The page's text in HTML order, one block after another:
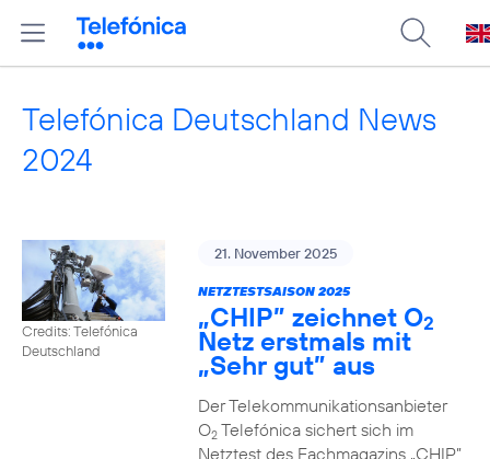
Telefónica Deutschland News
2024
Credits: Telefónica
Deutschland
21. November 2025
NETZTESTSAISON 2025
„CHIP” zeichnet O2
Netz erstmals mit
„Sehr gut” aus
Der Telekommunikationsanbieter
O2Telefónica sichert sich im
Netztest des Fachmagazins „CHIP”